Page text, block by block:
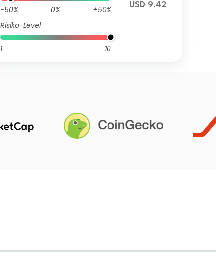
-50% 0%
+50%
Risiko-Level
1 10
USD 9.42